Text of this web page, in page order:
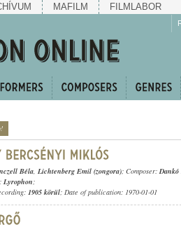
MAFILM FILMLABOR
Béla, Lichtenberg Emil (zongora); Composer:Dankó
Lyrophon;
1905 körül; Date of publication: 1970-01-01